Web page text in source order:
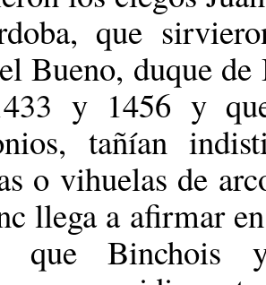
que
Bueno, duque
y 1456 y
tañían
o vihuelas de
llega a afirmar
que Binchois